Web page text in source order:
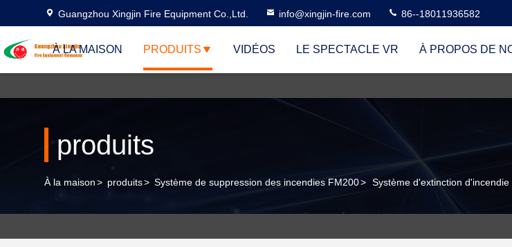
Guangzhou Xingjin Fire Equipment Co.,Ltd. info@xingjin-fire.com 86--18011936582
À LA MAISON PRODUITS VIDÉOS LE SPECTACLE VR À PROPOS DE
produits
À la maison> produits> Système de suppression des incendies FM200> Système d'extinction